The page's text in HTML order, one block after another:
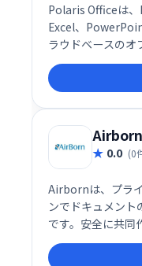
Polaris Officeは、
Excel、
ラウドベースのオ
に、いつでもど
す。 快適な操作性
ンを効率化します
Airborn
0.0 (0
Airbornは、プラ
ンでドキュメント
です。安全に共同
きます。